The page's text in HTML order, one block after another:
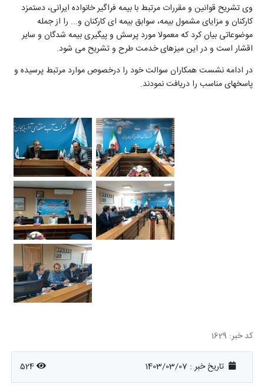
وی تشریح قوانین و مقررات مرتبط با بیمه فراگیر خانواده ایرانی، دستمزد
کارکنان و مزایای مشمول بیمه، سوابق بیمه ای کارکنان و... را از جمله
موضوعاتی بیان کرد که معمولا مورد پرسش و پیگیری بیمه شدگان و سایر
اقشار است و در این میزهای خدمت طرح و تشریح می شود.
در ادامه نشست همکاران سوالت خود را درخصوص موارد مرتبط پرسیده و
پاسخهای مناسب را دریافت نمودند.
کد خبر: 1629
تاریخ خبر : 1403/03/07 524